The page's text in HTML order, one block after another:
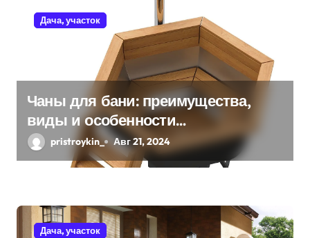
з
п
и
Дача, участок
Чаны для бани: преимущества,
виды и особенности
использования
pristroykin_ Авг 21, 2024
Дача, участок